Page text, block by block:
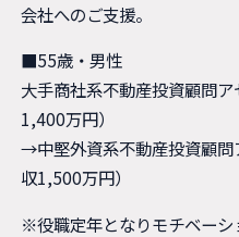
会社へのご支援。
■55歳・男性
大手商社系不動産投資顧問
1,400万円）
→中堅外資系不動産投資顧問
収1,500万円）
※役職定年となりモチベーシ